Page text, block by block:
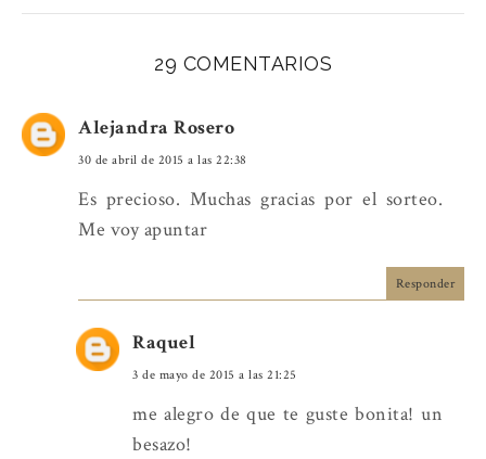
29 COMENTARIOS
Alejandra Rosero
30 de abril de 2015 a las 22:38
Es precioso. Muchas gracias por el sorteo.
Me voy apuntar
Responder
Raquel
3 de mayo de 2015 a las 21:25
me alegro de que te guste bonita! un
besazo!